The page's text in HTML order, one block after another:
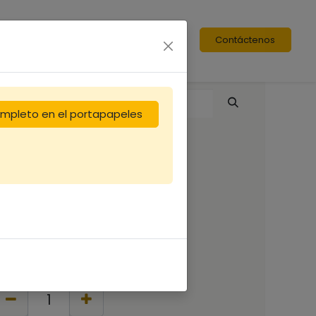
Contáctenos
Nicot DT10
€
en el portapapeles